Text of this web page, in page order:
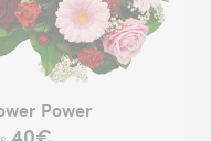
Power